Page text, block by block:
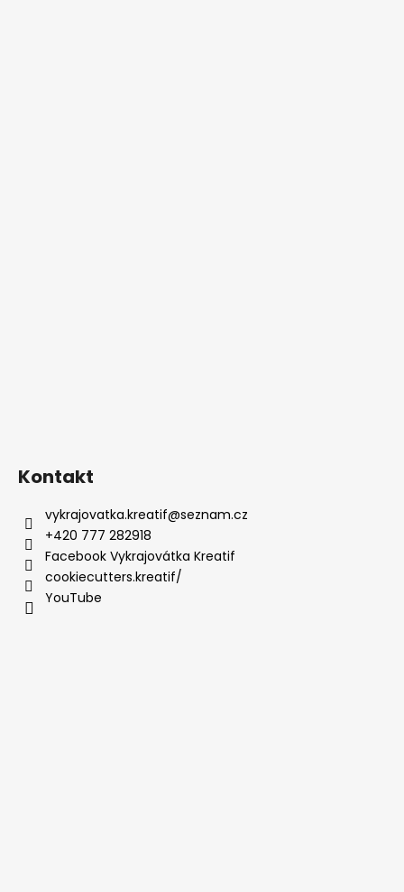
Kontakt
vykrajovatka.kreatif@seznam.cz
+420 777 282918
Facebook Vykrajovátka Kreatif
cookiecutters.kreatif/
YouTube